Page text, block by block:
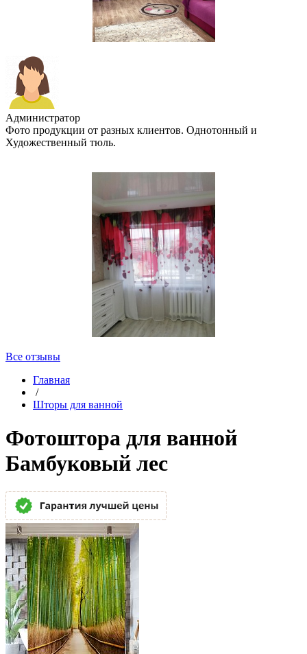
Администратор
Фото продукции от разных клиентов. Однотонный и
Художественный тюль.
Все отзывы
Главная
/
Шторы для ванной
Фотоштора для ванной
Бамбуковый лес